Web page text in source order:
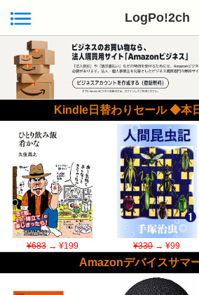
LogPo!2ch
Kindle日替わりセール ◆本
¥683→ ¥199 ¥330→ ¥99
Amazonデバイスサマ